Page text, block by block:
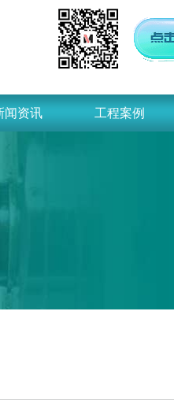
闻资讯 工程案例